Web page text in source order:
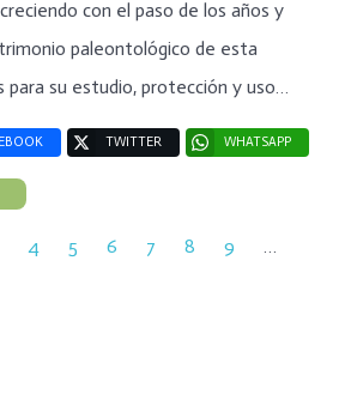
con el paso de los años y
paleontológico de esta
para su estudio, protección y uso…
TWITTER WHATSAPP
4 5 6 7 8 9
…